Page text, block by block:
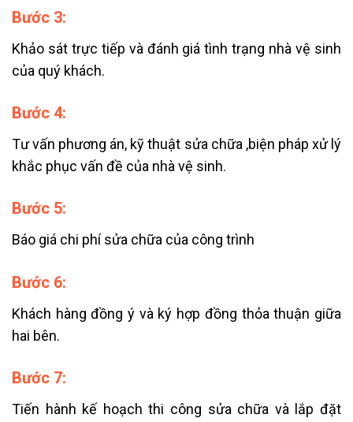
Bước 3:
Khảo sát trực tiếp và đánh giá tình trạng nhà vệ sinh
của quý khách.
Bước 4:
Tư vấn phương án, kỹ thuật sửa chữa ,biện pháp xử lý
khắc phục vấn đề của nhà vệ sinh.
Bước 5:
Báo giá chi phí sửa chữa của công trình
Bước 6:
Khách hàng đồng ý và ký hợp đồng thỏa thuận giữa
hai bên.
Bước 7:
Tiến hành kế hoạch thi công sửa chữa và lắp đặt